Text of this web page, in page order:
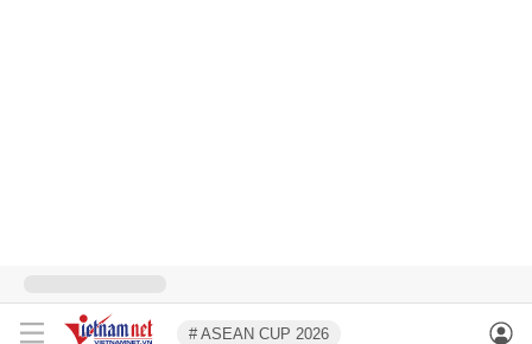
# ASEAN CUP 2026